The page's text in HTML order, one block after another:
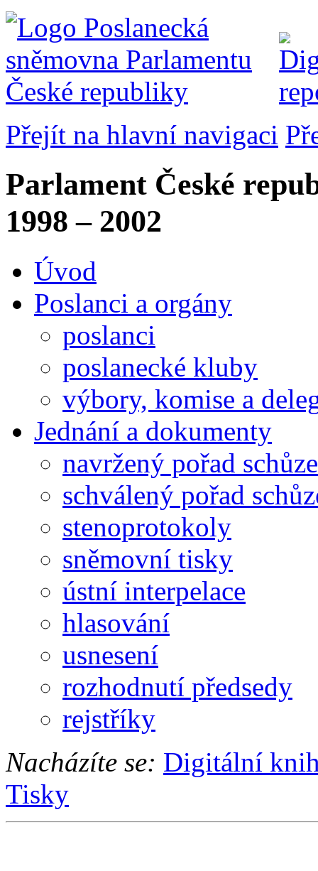
Přejít na hlavní navigaci
Parlament České
1998 – 2002
Úvod
Poslanci a orgány
poslanci
poslanecké kluby
výbory, komise a
Jednání a dokumenty
navržený pořad schůze
schválený pořad
stenoprotokoly
sněmovní tisky
ústní interpelace
hlasování
usnesení
rozhodnutí předsedy
rejstříky
Nacházíte se: Digitální
Tisky